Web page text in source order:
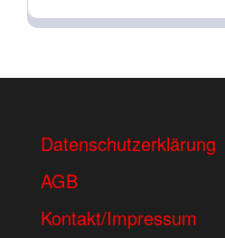
Datenschutzerklärung
AGB
Kontakt/Impressum